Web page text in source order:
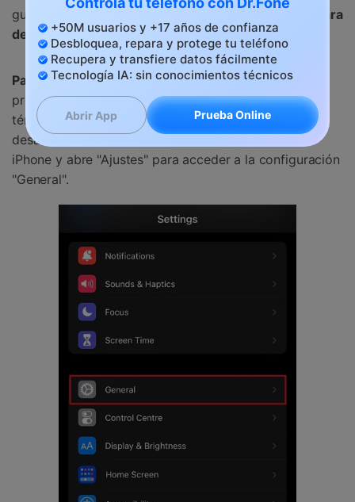
guía detallada para instalar el
perfil beta de iOS 17 para
desarrolladores en tu dispositivo con iOS
Paso 1: Para empezar, regístrate como miembro del
programa para desarrolladores de Apple, acepta los
términos y condiciones de la versión beta para
desarrolladores de iOS 17. A continuación, toma tu
iPhone y abre "Ajustes" para acceder a la configuración
"General".
+50M usuarios y +17 años de confianza
Desbloquea, repara y protege tu teléfono
Recupera y transfiere datos fácilmente
Tecnología IA: sin conocimientos técnicos
Abrir App Prueba Online